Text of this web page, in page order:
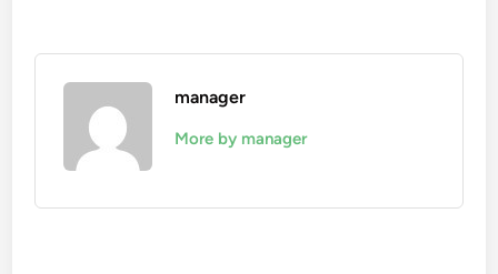
manager
More by manager